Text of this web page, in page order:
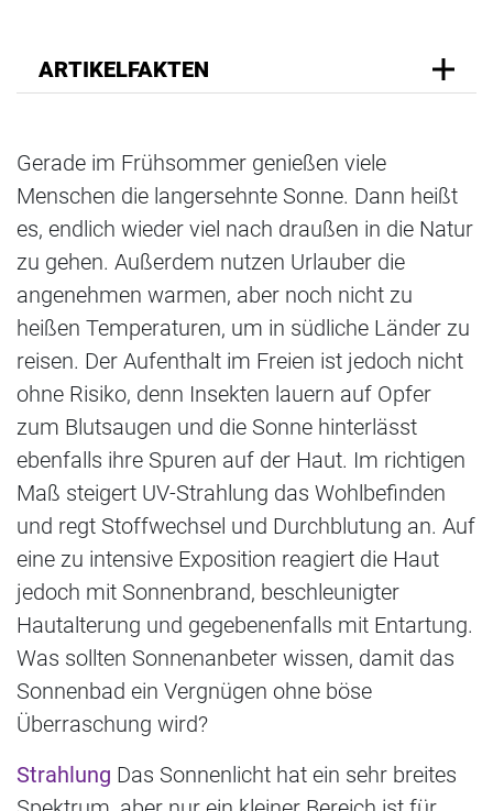
ARTIKELFAKTEN
Gerade im Frühsommer genießen viele
Menschen die langersehnte Sonne. Dann heißt
es, endlich wieder viel nach draußen in die Natur
zu gehen. Außerdem nutzen Urlauber die
angenehmen warmen, aber noch nicht zu
heißen Temperaturen, um in südliche Länder zu
reisen. Der Aufenthalt im Freien ist jedoch nicht
ohne Risiko, denn Insekten lauern auf Opfer
zum Blutsaugen und die Sonne hinterlässt
ebenfalls ihre Spuren auf der Haut. Im richtigen
Maß steigert UV-Strahlung das Wohlbefinden
und regt Stoffwechsel und Durchblutung an. Auf
eine zu intensive Exposition reagiert die Haut
jedoch mit Sonnenbrand, beschleunigter
Hautalterung und gegebenenfalls mit Entartung.
Was sollten Sonnenanbeter wissen, damit das
Sonnenbad ein Vergnügen ohne böse
Überraschung wird?
Strahlung Das Sonnenlicht hat ein sehr breites